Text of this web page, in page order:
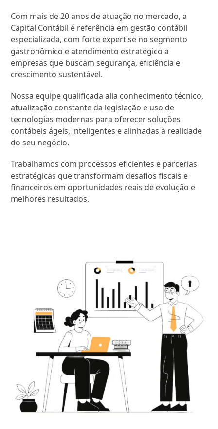
Com mais de 20 anos de atuação no mercado, a
Capital Contábil é referência em gestão contábil
especializada, com forte expertise no segmento
gastronômico e atendimento estratégico a
empresas que buscam segurança, eficiência e
crescimento sustentável.
Nossa equipe qualificada alia conhecimento técnico,
atualização constante da legislação e uso de
tecnologias modernas para oferecer soluções
contábeis ágeis, inteligentes e alinhadas à realidade
do seu negócio.
Trabalhamos com processos eficientes e parcerias
estratégicas que transformam desafios fiscais e
financeiros em oportunidades reais de evolução e
melhores resultados.